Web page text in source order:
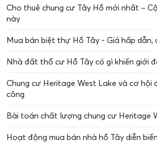
Cho thuê chung cư Tây Hồ mới nhất –
này
Mua bán biệt thự Hồ Tây - Giá hấp dẫn,
Nhà đất thổ cư Hồ Tây có gì khiến giới
Chung cư Heritage West Lake và cơ hội
công
Bài toán chất lượng chung cư Heritage
Hoạt động mua bán nhà hồ Tây diễn